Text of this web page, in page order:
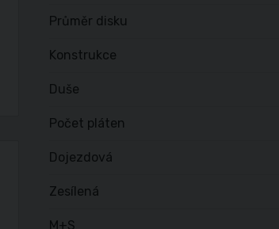
Průměr disku
Konstrukce
Duše
Počet pláten
Dojezdová
Zesílená
M+S